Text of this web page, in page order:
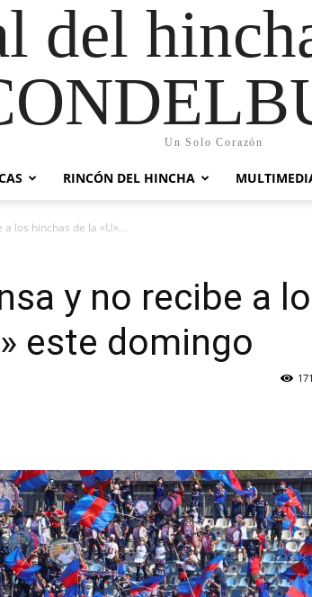
del
Un Solo Corazón
RINCÓN DEL HINCHA
los hinchas de la «U»...
y no recibe a
este domingo